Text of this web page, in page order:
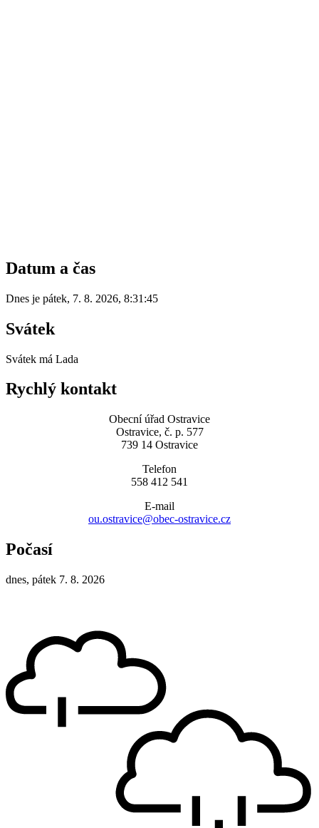
Datum a čas
Dnes je pátek, 7. 8. 2026, 8:31:45
Svátek
Svátek má Lada
Rychlý kontakt
Obecní úřad Ostravice
Ostravice, č. p. 577
739 14 Ostravice
Telefon
558 412 541
E-mail
ou.ostravice@obec-ostravice.cz
Počasí
dnes, pátek 7. 8. 2026